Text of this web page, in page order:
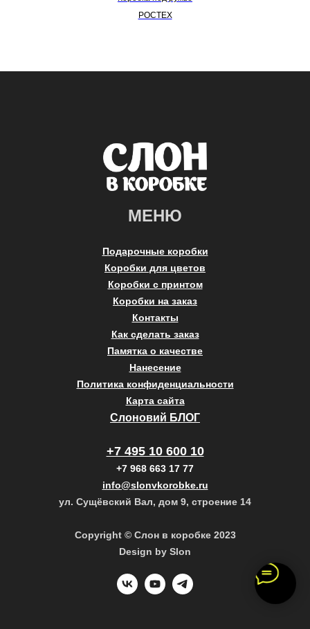
РОСТЕХ
МЕНЮ
Подарочные коробки
Коробки для цветов
Коробки с принтом
Коробки на заказ
Контакты
Как сделать заказ
Памятка о качестве
Нанесение
Политика конфиденциальности
Карта сайта
Слоновий БЛОГ
+7 495 10 600 10
+7 968 663 17 77
info@slonvkorobke.ru
ул. Сущёвский Вал, дом 9, строение 14
Copyright © Слон в коробке 2023
Design by Slon